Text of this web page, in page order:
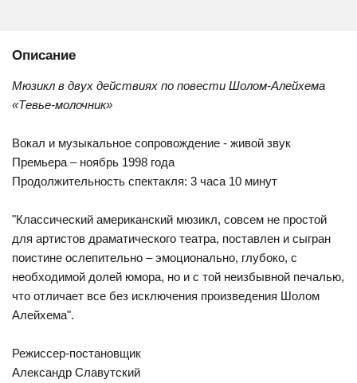
Описание
Мюзикл в двух действиях по повести Шолом-Алейхема
«Тевье-молочник»
Вокал и музыкальное сопровождение - живой звук
Премьера – ноябрь 1998 года
Продолжительность спектакля: 3 часа 10 минут
"Классический американский мюзикл, совсем не простой
для артистов драматического театра, поставлен и сыгран
поистине ослепительно – эмоционально, глубоко, с
необходимой долей юмора, но и с той неизбывной печалью,
что отличает все без исключения произведения Шолом
Алейхема".
Режиссер-постановщик
Александр Славутский